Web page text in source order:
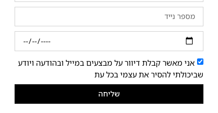
אני מאשר קבלת דיוור על מבצעים במייל ובהודעה ויודע
שביכולתי להסיר את עצמי בכל עת
שליחה